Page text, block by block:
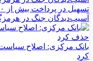
آسیب‌دیدگان جنگ در
بانک مرکزی: اصلاح
کرد